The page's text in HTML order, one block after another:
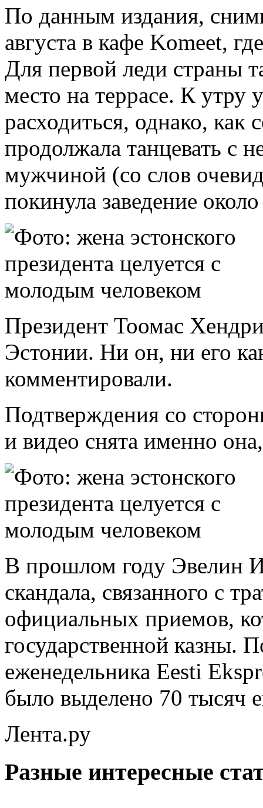
По данным издания,
августа в кафе Komeet,
Для первой леди страны
место на террасе. К утру
расходиться, однако,
продолжала танцевать с
мужчиной (со слов
покинула заведение
Президент Тоомас
Эстонии. Ни он, ни его
комментировали.
Подтверждения со
и видео снята именно
В прошлом году Эвелин
скандала, связанного с
официальных приемов,
государственной казны.
еженедельника Eesti
было выделено 70 тысяч
Лента.ру
Разные интересные